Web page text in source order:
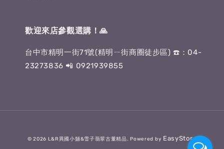
歡迎來店參觀選購！🙏
台中市精明一街71號(精明ㄧ街商圈徒步區) ☎️：04-
23273836 📲 0921939855
© 2026 L&R異國小舖&雪子翡翠古董精品. Powered by EasyStore